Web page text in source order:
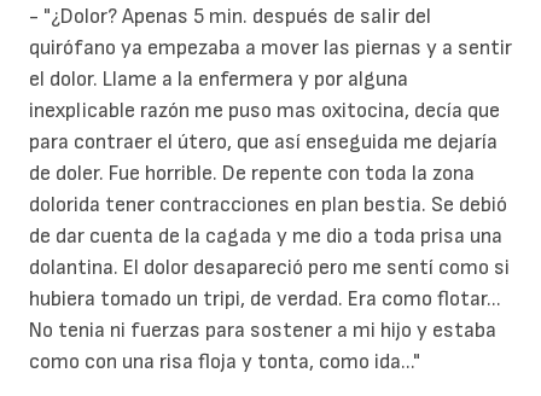
- "¿Dolor? Apenas 5 min. después de salir del
quirófano ya empezaba a mover las piernas y a sentir
el dolor. Llame a la enfermera y por alguna
inexplicable razón me puso mas oxitocina, decía que
para contraer el útero, que así enseguida me dejaría
de doler. Fue horrible. De repente con toda la zona
dolorida tener contracciones en plan bestia. Se debió
de dar cuenta de la cagada y me dio a toda prisa una
dolantina. El dolor desapareció pero me sentí como si
hubiera tomado un tripi, de verdad. Era como flotar...
No tenia ni fuerzas para sostener a mi hijo y estaba
como con una risa floja y tonta, como ida..."